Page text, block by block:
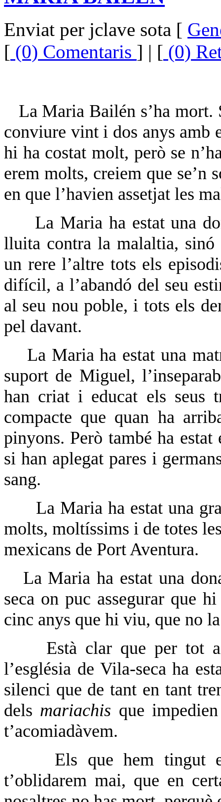
Enviat per jclave sota [
[ (0) Comentaris ] | [ (0)
La Maria Bailén s’ha mort.
conviure vint i dos anys amb
hi ha costat molt, però se
erem molts, creiem que se’n
en que l’havien assetjat les
La Maria ha estat una
lluita contra la malaltia, sinó
un rere l’altre tots els
difícil, a l’abandó del seu
al seu nou poble, i tots els
pel davant.
La Maria ha estat una
suport de Miguel,
han criat i educat els
compacte que quan ha
pinyons. Però també ha
si han aplegat pares i
sang.
La Maria ha estat una
molts, moltíssims i de totes
mexicans de Port Aventura.
La Maria ha estat una
seca on puc assegurar que
cinc anys que hi viu, que no
Està clar que per tot
l’església de Vila-seca ha
silenci que de tant en tant
dels mariachis que
t’acomiadàvem.
Els que hem tingut
t’oblidarem mai, que en